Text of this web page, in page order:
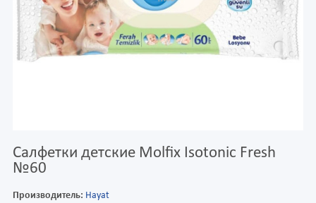
Салфетки детские Molfix Isotonic Fresh
№60
Производитель: Hayat